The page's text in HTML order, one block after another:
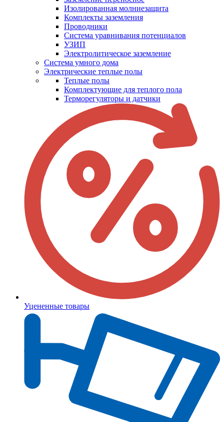
Изолированная молниезащита
Комплекты заземления
Проводники
Система уравнивания потенциалов
УЗИП
Электролитическое заземление
Система умного дома
Электрические теплые полы
Теплые полы
Комплектующие для теплого пола
Терморегуляторы и датчики
Уцененные товары